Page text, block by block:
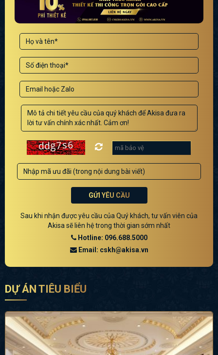
GỬI YÊU CẦU
Sau khi nhận được yêu cầu của Quý khách, tư vấn viên của
Akisa sẽ liên hệ trong thời gian sớm nhất
Hotline: 096.688.5000
Email: cskh@akisa.vn
DỰ ÁN TIÊU BIỂU